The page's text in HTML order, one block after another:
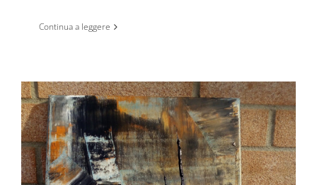
Continua a leggere